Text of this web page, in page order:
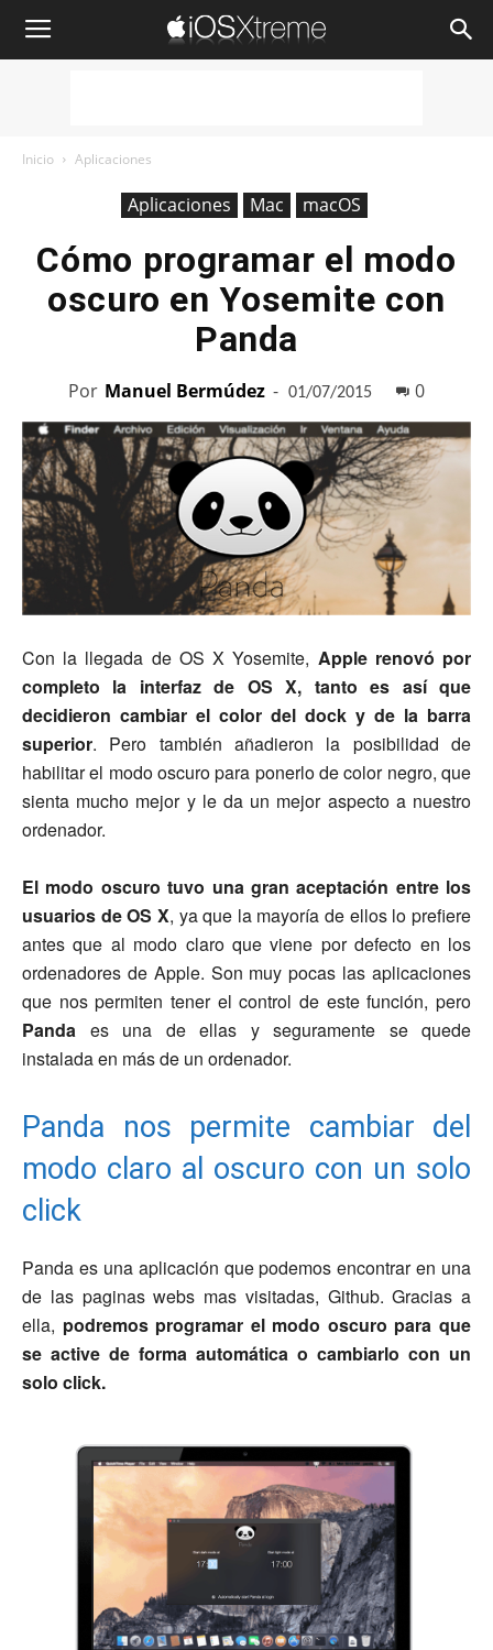
iOSXtreme
Inicio Aplicaciones
Aplicaciones Mac macOS
Cómo programar el modo
oscuro en Yosemite con
Panda
Por Manuel Bermúdez - 01/07/2015 0
Con la llegada de OS X Yosemite, Apple renovó por
completo la interfaz de OS X, tanto es así que
decidieron cambiar el color del dock y de la barra
superior. Pero también añadieron la posibilidad de
habilitar el modo oscuro para ponerlo de color negro, que
sienta mucho mejor y le da un mejor aspecto a nuestro
ordenador.
El modo oscuro tuvo una gran aceptación entre los
usuarios de OS X, ya que la mayoría de ellos lo prefiere
antes que al modo claro que viene por defecto en los
ordenadores de Apple. Son muy pocas las aplicaciones
que nos permiten tener el control de este función, pero
Panda es una de ellas y seguramente se quede
instalada en más de un ordenador.
Panda nos permite cambiar del
modo claro al oscuro con un solo
click
Panda es una aplicación que podemos encontrar en una
de las paginas webs mas visitadas, Github. Gracias a
ella, podremos programar el modo oscuro para que
se active de forma automática o cambiarlo con un
solo click.